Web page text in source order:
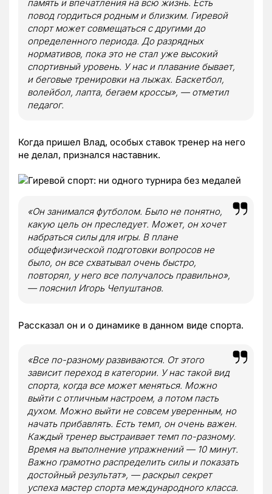
память и впечатления на всю жизнь. Есть
повод гордиться родным и близким. Гиревой
спорт может совмещаться с другими до
определенного периода. До разрядных
нормативов, пока это не стал уже высокий
спортивный уровень. У нас и плавание бывает,
и беговые тренировки на лыжах. Баскетбол,
волейбол, лапта, бегаем кроссы», — отметил
педагог.
Когда пришел Влад, особых ставок тренер на него
не делал, признался наставник.
«Он занимался футболом. Было не понятно,
какую цель он преследует. Может, он хочет
набраться силы для игры. В плане
общефизической подготовки вопросов не
было, он все схватывал очень быстро,
повторял, у него все получалось правильно»,
— пояснил Игорь Чепуштанов.
Рассказал он и о динамике в данном виде спорта.
«Все по-разному развиваются. От этого
зависит переход в категории. У нас такой вид
спорта, когда все может меняться. Можно
выйти с отличным настроем, а потом пасть
духом. Можно выйти не совсем уверенным, но
начать прибавлять. Есть темп, он очень важен.
Каждый тренер выстраивает темп по-разному.
Время на выполнение упражнений — 10 минут.
Важно грамотно распределить силы и показать
достойный результат», — раскрыл секрет
успеха мастер спорта международного класса.